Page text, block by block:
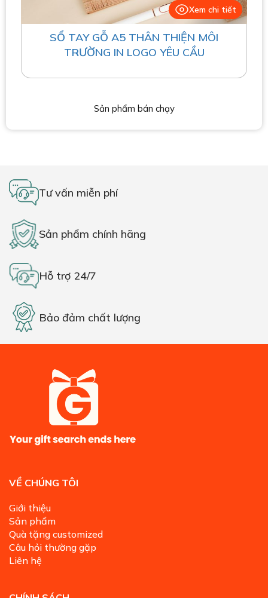
Sản phẩm bán chạy
Xem chi tiết
SỔ TAY GỖ A5 THÂN THIỆN MÔI
TRƯỜNG IN LOGO YÊU CẦU
Tư vấn miễn phí
Sản phẩm chính hãng
Hỗ trợ 24/7
Bảo đảm chất lượng
VỀ CHÚNG TÔI
Giới thiệu
Sản phẩm
Quà tặng customized
Câu hỏi thường gặp
Liên hệ